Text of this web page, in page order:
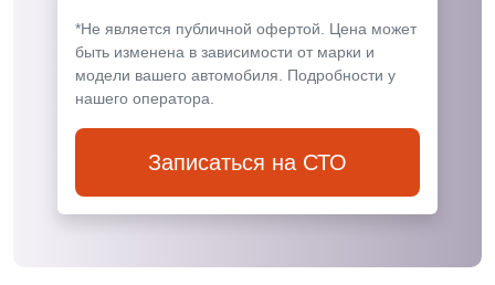
*Не является публичной офертой. Цена может
быть изменена в зависимости от марки и
модели вашего автомобиля. Подробности у
нашего оператора.
Записаться на СТО